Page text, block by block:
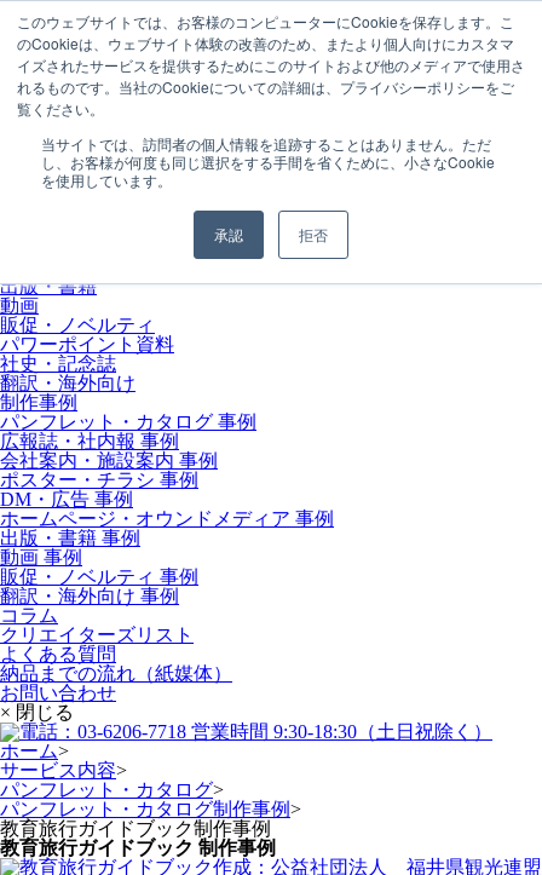
このウェブサイトでは、お客様のコンピューターにCookieを保存します。こ
のCookieは、ウェブサイト体験の改善のため、またより個人向けにカスタマ
イズされたサービスを提供するためにこのサイトおよび他のメディアで使用さ
れるものです。当社のCookieについての詳細は、プライバシーポリシーをご
覧ください。
当サイトでは、訪問者の個人情報を追跡することはありません。ただ
し、お客様が何度も同じ選択をする手間を省くために、小さなCookie
を使用しています。
承認 拒否
MENU
会社情報
会社概要
取引実績
サービス内容
パンフレット・カタログ
広報誌・社内報
出版・書籍
動画
販促・ノベルティ
パワーポイント資料
社史・記念誌
翻訳・海外向け
制作事例
パンフレット・カタログ 事例
広報誌・社内報 事例
会社案内・施設案内 事例
ポスター・チラシ 事例
DM・広告 事例
ホームページ・オウンドメディア 事例
出版・書籍 事例
動画 事例
販促・ノベルティ 事例
翻訳・海外向け 事例
コラム
クリエイターズリスト
よくある質問
納品までの流れ（紙媒体）
お問い合わせ
× 閉じる
ホーム>
サービス内容>
パンフレット・カタログ>
パンフレット・カタログ制作事例>
教育旅行ガイドブック制作事例
教育旅行ガイドブック 制作事例